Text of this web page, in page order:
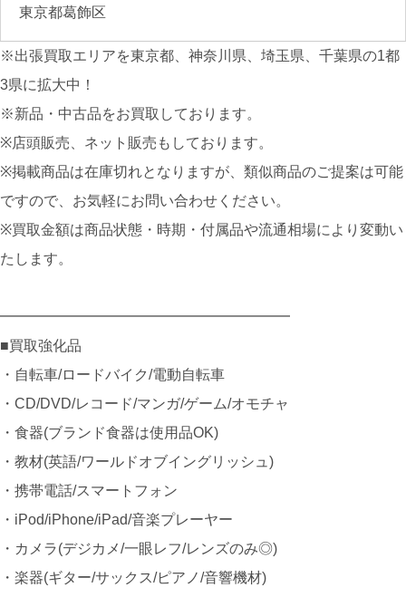
東京都葛飾区
※出張買取エリアを東京都、神奈川県、埼玉県、千葉県の1都
3県に拡大中！
※新品・中古品をお買取しております。
※店頭販売、ネット販売もしております。
※掲載商品は在庫切れとなりますが、類似商品のご提案は可能
ですので、お気軽にお問い合わせください。
※買取金額は商品状態・時期・付属品や流通相場により変動い
たします。
━━━━━━━━━━━━━━━━━━━━
■買取強化品
・自転車/ロードバイク/電動自転車
・CD/DVD/レコード/マンガ/ゲーム/オモチャ
・食器(ブランド食器は使用品OK)
・教材(英語/ワールドオブイングリッシュ)
・携帯電話/スマートフォン
・iPod/iPhone/iPad/音楽プレーヤー
・カメラ(デジカメ/一眼レフ/レンズのみ◎)
・楽器(ギター/サックス/ピアノ/音響機材)